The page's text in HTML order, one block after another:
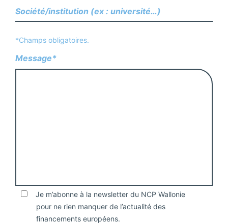
*Champs obligatoires.
Message*
Je m’abonne à la newsletter du NCP Wallonie
pour ne rien manquer de l’actualité des
financements européens.